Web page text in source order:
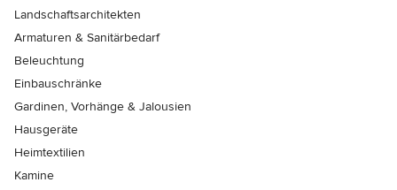
Landschaftsarchitekten
Armaturen & Sanitärbedarf
Beleuchtung
Einbauschränke
Gardinen, Vorhänge & Jalousien
Hausgeräte
Heimtextilien
Kamine